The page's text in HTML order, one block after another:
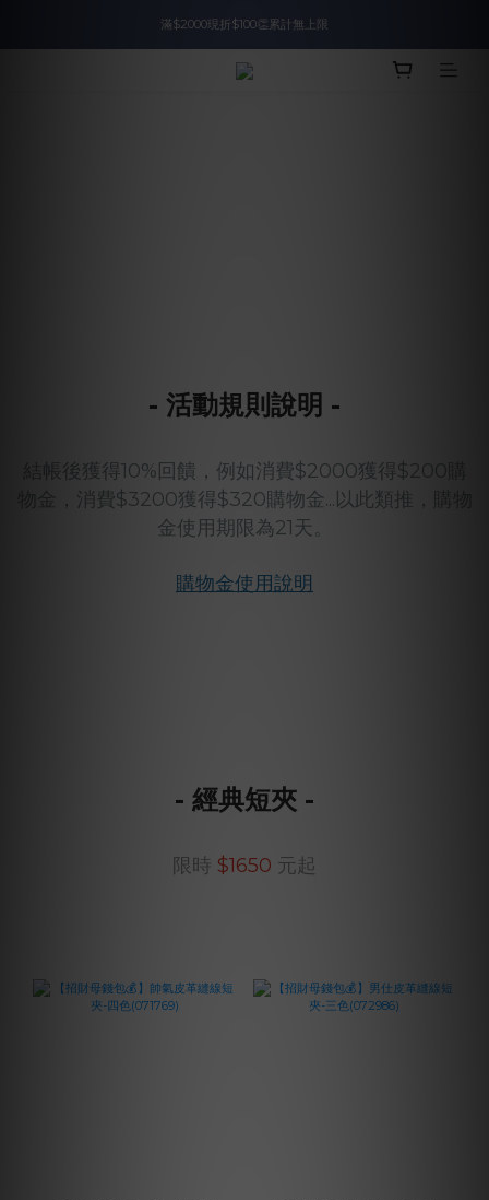
入會即領$888購物金🙌
滿$2000現折$100👏累計無上限
入會即領$888購物金🙌
- 活動規則說明 -
結帳後獲得10%回饋，例如消費$2000獲得$200購
物金，消費$3200獲得$320購物金...以此類推，購物
金使用期限為21天。
購物金使用說明
- 經典短夾 -
限時 $1650 元起